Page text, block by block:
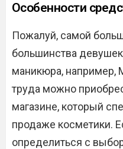
Особенности
Пожалуй, самой
большинства
маникюра, например,
труда можно
магазине, который
продаже косметики.
определиться с